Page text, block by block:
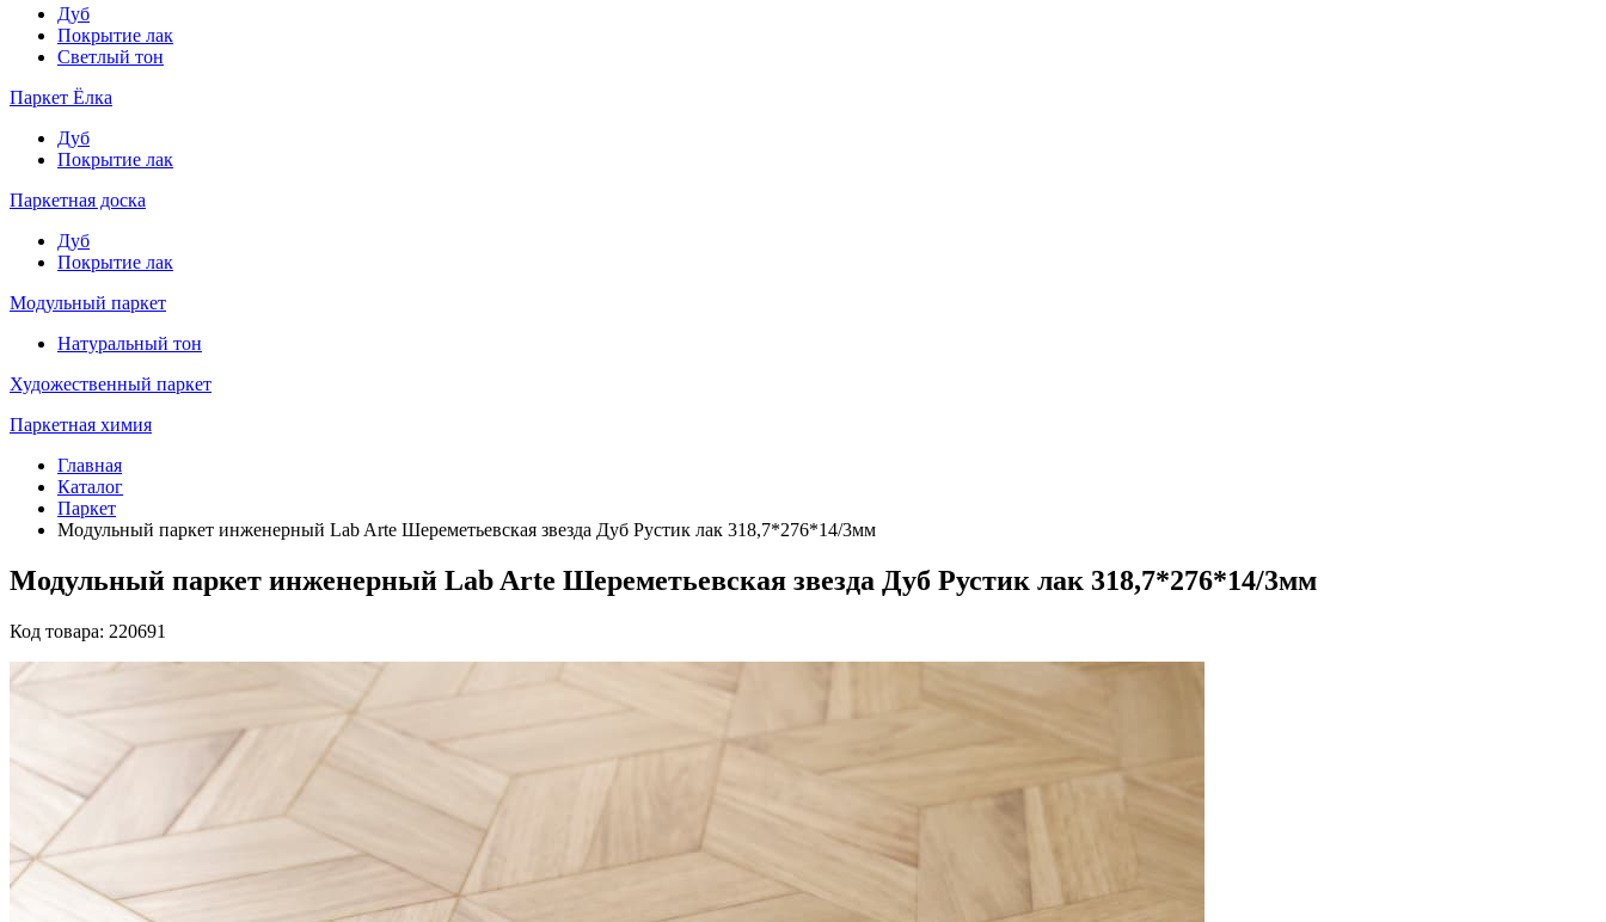
Дуб
Покрытие лак
Светлый тон
Паркет Ёлка
Дуб
Покрытие лак
Паркетная доска
Дуб
Покрытие лак
Модульный паркет
Натуральный тон
Художественный паркет
Паркетная химия
Главная
Каталог
Паркет
Модульный паркет инженерный Lab Arte Шереметьевская звезда Дуб Рустик лак 318,7*276*14/3мм
Модульный паркет инженерный Lab Arte Шереметьевская звезда Дуб Рустик лак 318,7*276*14/3мм
Код товара: 220691